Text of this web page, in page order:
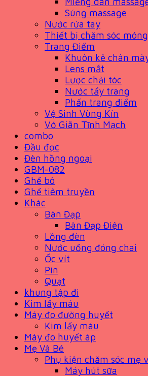
Súng massage
Nước rửa tay
Thiết bị chăm sóc
Trang Điểm
Khuôn kẻ chân
Lens mắt
Lược chải tóc
Nước tẩy trang
Phấn trang điểm
Vệ Sinh Vùng Kín
Vớ Giãn Tĩnh Mạch
combo
Đầu đọc
Đèn hồng ngoại
GBM-082
Ghế bô
Ghế tiêm truyền
Khác
Bàn Đạp
Bàn Đạp Điện
Lồng đèn
Nước uống đóng chai
Ốc vít
Pin
Quạt
khung tập đi
Kim lấy máu
Máy đo đường huyết
Kim lấy máu
Máy đo huyết áp
Mẹ Và Bé
Phụ kiện chăm sóc mẹ
Máy hút sữa